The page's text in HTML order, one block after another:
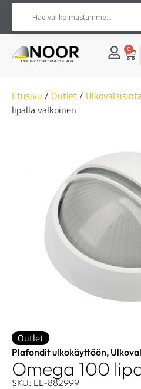
0
Etusivu / Outlet/
lipalla valkoinen
Outlet
Plafondit ulkokäyttöön,
Omega 100
SKU: LL-882999